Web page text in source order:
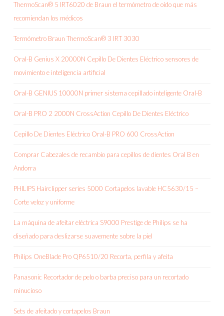
ThermoScan® 5 IRT6020 de Braun el termómetro de oído que más
recomiendan los médicos
Termómetro Braun ThermoScan® 3 IRT 3030
Oral-B Genius X 20000N Cepillo De Dientes Eléctrico sensores de
movimiento e inteligencia artificial
Oral-B GENIUS 10000N primer sistema cepillado inteligente Oral-B
Oral-B PRO 2 2000N CrossAction Cepillo De Dientes Eléctrico
Cepillo De Dientes Eléctrico Oral-B PRO 600 CrossAction
Comprar Cabezales de recambio para cepillos de dientes Oral B en
Andorra
PHILIPS Hairclipper series 5000 Cortapelos lavable HC5630/15 –
Corte veloz y uniforme
La máquina de afeitar eléctrica S9000 Prestige de Philips se ha
diseñado para deslizarse suavemente sobre la piel
Philips OneBlade Pro QP6510/20 Recorta, perfila y afeita
Panasonic Recortador de pelo o barba preciso para un recortado
minucioso
Sets de afeitado y cortapelos Braun